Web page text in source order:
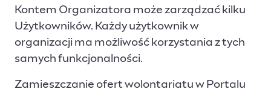
Kontem Organizatora może zarządzać kilku
Użytkowników. Każdy użytkownik w
organizacji ma możliwość korzystania z tych
samych funkcjonalności.
Zamieszczanie ofert wolontariatu w Portalu